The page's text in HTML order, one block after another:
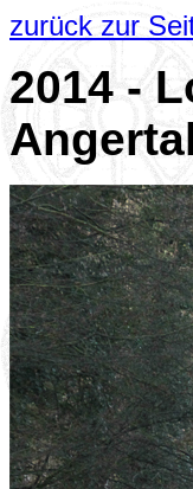
zurück zur
2014 -